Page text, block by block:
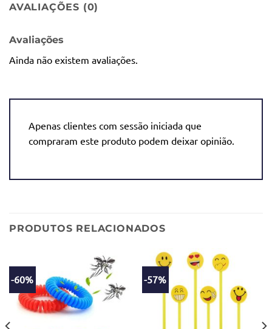
AVALIAÇÕES (0)
Avaliações
Ainda não existem avaliações.
Apenas clientes com sessão iniciada que
compraram este produto podem deixar opinião.
PRODUTOS RELACIONADOS
-60% -57%